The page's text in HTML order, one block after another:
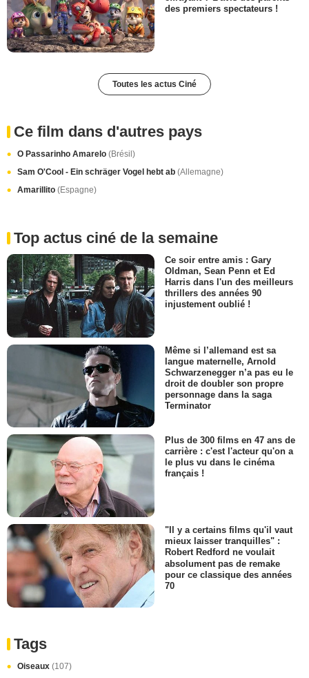
des premiers spectateurs !
Toutes les actus Ciné
Ce film dans d'autres pays
O Passarinho Amarelo (Brésil)
Sam O'Cool - Ein schräger Vogel hebt ab (Allemagne)
Amarillito (Espagne)
Top actus ciné de la semaine
Ce soir entre amis : Gary
Oldman, Sean Penn et Ed
Harris dans l'un des meilleurs
thrillers des années 90
injustement oublié !
Même si l’allemand est sa
langue maternelle, Arnold
Schwarzenegger n’a pas eu le
droit de doubler son propre
personnage dans la saga
Terminator
Plus de 300 films en 47 ans de
carrière : c'est l'acteur qu'on a
le plus vu dans le cinéma
français !
"Il y a certains films qu'il vaut
mieux laisser tranquilles" :
Robert Redford ne voulait
absolument pas de remake
pour ce classique des années
70
Tags
Oiseaux (107)